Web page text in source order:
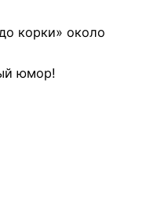
корки» около
юмор!